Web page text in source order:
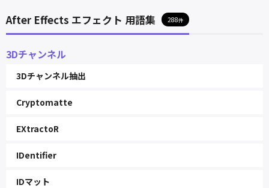
After Effects エフェクト 用語集 288
3Dチャンネル
3Dチャンネル抽出
Cryptomatte
EXtractoR
IDentifier
IDマット